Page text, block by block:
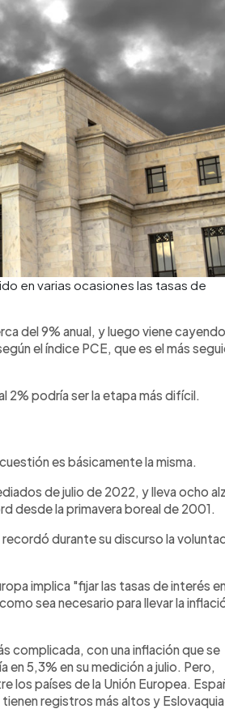
en varias ocasiones las tasas de
del 9% anual, y luego viene
el índice PCE, que es el más
2% podría ser la etapa más difícil.
es básicamente la misma.
de julio de 2022, y lleva ocho
desde la primavera boreal de 2001.
durante su discurso la
implica "fijar las tasas de interés
sea necesario para llevar la
complicada, con una inflación que se
5,3% en su medición a julio. Pero,
los países de la Unión Europea.
registros más altos y Eslovaquia